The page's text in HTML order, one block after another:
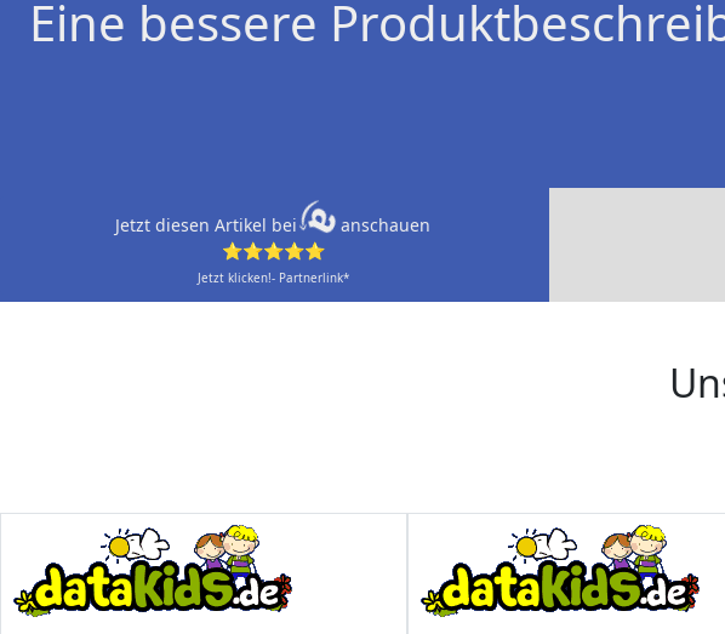
Eine bessere
Jetzt diesen Artikel bei
anschauen
⭐⭐⭐⭐⭐
Jetzt klicken!- Partnerlink*